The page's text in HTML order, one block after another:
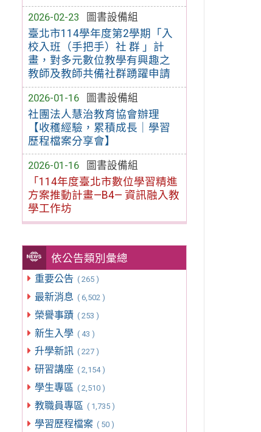
2026-02-23
圖書設備組
臺北市114學年度第2學期「入
校入班（手把手）社 群 」計
畫，對多元數位教學有興趣之
教師及教師共備社群踴躍申請
2026-01-16
圖書設備組
社團法人慧治教育協會辦理
【收穫經驗，累積成長｜學習
歷程檔案分享會】
2026-01-16
圖書設備組
「114年度臺北市數位學習精進
方案推動計畫—B4— 資訊融入教
學工作坊
依公告類別彙總
重要公告 ( 265 )
最新消息 ( 6,502 )
榮譽事蹟 ( 253 )
新生入學 ( 43 )
升學新訊 ( 227 )
研習講座 ( 2,154 )
學生專區 ( 2,510 )
教職員專區 ( 1,735 )
學習歷程檔案 ( 50 )